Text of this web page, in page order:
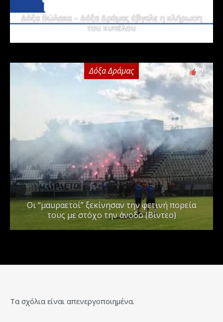
Δόξα Βώλακα – Δόξα Δράμας έβγαλε η κλήρωση
του κυπέλου
Δόξα Δράμας 2
Οι “μαυραετοί” ξεκίνησαν την φετινή πορεία
τους με στόχο την άνοδο (Βίντεο)
Τα σχόλια είναι απενεργοποιημένα.